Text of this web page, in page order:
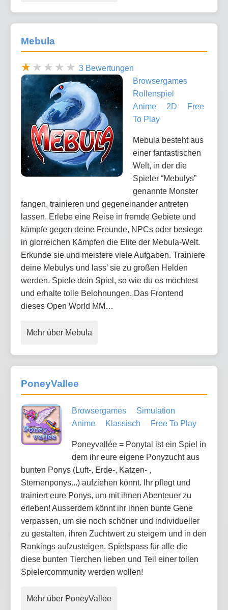
Mebula
3 Bewertungen
Browsergames
Rollenspiel
Anime
2D
Free
To Play
Mebula besteht aus
einer fantastischen
Welt, in der die
Spieler “Mebulys”
genannte Monster
fangen, trainieren und gegeneinander antreten
lassen. Erlebe eine Reise in fremde Gebiete und
kämpfe gegen deine Freunde, NPCs oder besiege
in glorreichen Kämpfen die Elite der Mebula-Welt.
Erkunde sie und meistere viele Aufgaben. Trainiere
deine Mebulys und lass’ sie zu großen Helden
werden. Spiele dein Spiel, so wie du es möchtest
und erhalte tolle Belohnungen. Das Frontend
dieses Open World MM…
Mehr über Mebula
PoneyVallee
Browsergames
Simulation
Anime
Klassisch Free To Play
Poneyvallée = Ponytal ist ein Spiel in
dem ihr eure eigene Ponyzucht aus
bunten Ponys (Luft-, Erde-, Katzen- ,
Sternenponys...) aufziehen könnt. Ihr pflegt und
trainiert eure Ponys, um mit ihnen Abenteuer zu
erleben! Ausserdem könnt ihr ihnen bunte Gene
verpassen, um sie noch schöner und individueller
zu gestalten, ihren Zuchtwert zu steigern und in den
Rankings aufzusteigen. Spielspass für alle die
diese bunten Tierchen lieben und Teil einer tollen
Spielercommunity werden wollen!
Mehr über PoneyVallee